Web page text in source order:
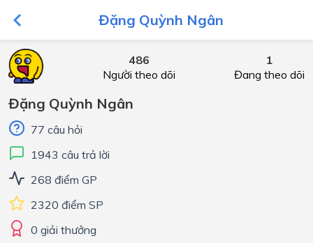
Đặng Quỳnh Ngân
486
Người theo dõi
1
Đang theo dõi
Đặng Quỳnh Ngân
77 câu hỏi
1943 câu trả lời
268 điểm GP
2320 điểm SP
0 giải thưởng